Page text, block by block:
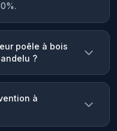
poêle à bois
?
à